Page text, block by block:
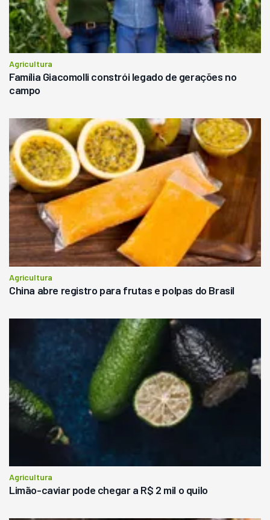
Agricultura
Família Giacomolli constrói legado de gerações no
campo
Agricultura
China abre registro para frutas e polpas do Brasil
Agricultura
Limão-caviar pode chegar a R$ 2 mil o quilo